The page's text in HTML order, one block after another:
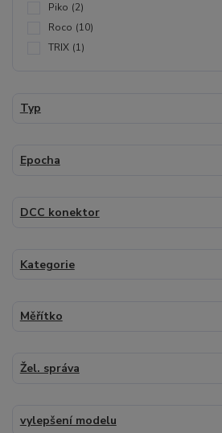
Piko (2)
Roco (10)
TRIX (1)
Typ
Epocha
DCC konektor
Kategorie
Měřítko
Žel. správa
vylepšení modelu